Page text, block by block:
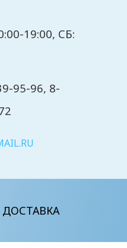
19:00, CБ:
95-96, 8-
ДОСТАВКА